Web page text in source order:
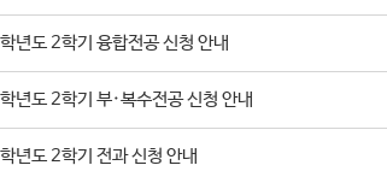
년도 2학기 융합전공 신청 안내
년도 2학기 부·복수전공 신청 안내
년도 2학기 전과 신청 안내